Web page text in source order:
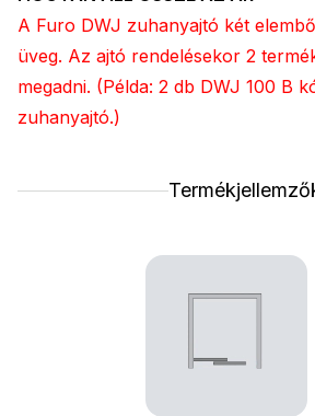
A Furo DWJ zuhanyajtó két
üveg. Az ajtó rendelésekor 2
megadni. (Példa: 2 db DWJ 100 B
zuhanyajtó.)